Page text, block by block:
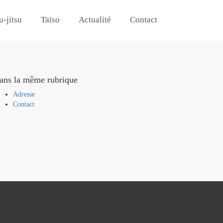
jitsu Taïso Actualité Contact
la même rubrique
Adresse
Contact